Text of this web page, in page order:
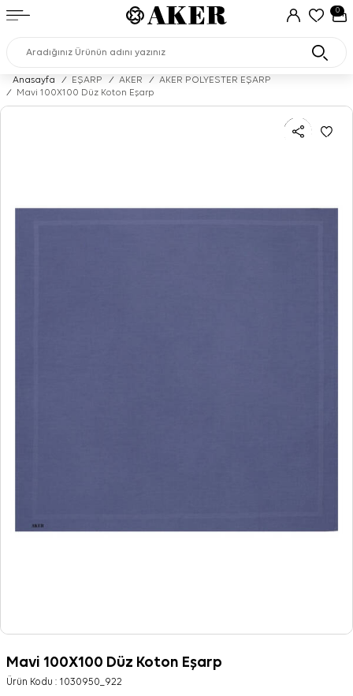
0
Anasayfa / EŞARP / AKER /
AKER POLYESTER EŞARP
/
Mavi 100X100 Düz Koton Eşarp
Mavi 100X100 Düz Koton Eşarp
Ürün Kodu : 1030950_922